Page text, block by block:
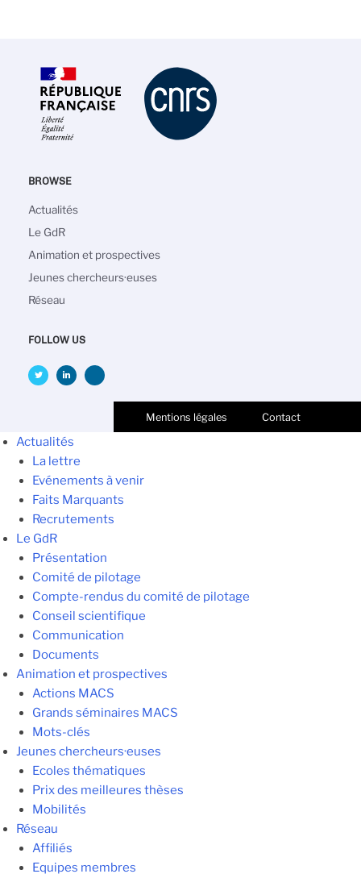
BROWSE
Navigation
principale
Actualités
Le GdR
Animation et prospectives
Jeunes chercheurs·euses
Réseau
FOLLOW US
Mentions légales Contact
Actualités
La lettre
Evénements à venir
Faits Marquants
Recrutements
Le GdR
Présentation
Comité de pilotage
Compte-rendus du comité de pilotage
Conseil scientifique
Communication
Documents
Animation et prospectives
Actions MACS
Grands séminaires MACS
Mots-clés
Jeunes chercheurs·euses
Ecoles thématiques
Prix des meilleures thèses
Mobilités
Réseau
Affiliés
Equipes membres